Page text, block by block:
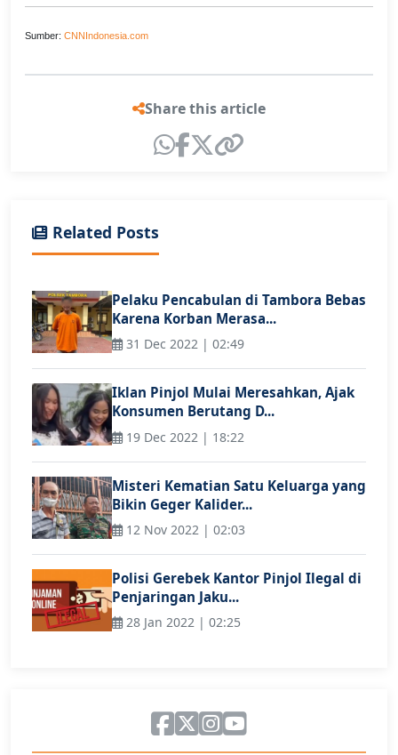
Sumber: CNNIndonesia.com
Share this article
Related Posts
Pelaku Pencabulan di Tambora Bebas
Karena Korban Merasa...
31 Dec 2022 | 02:49
Iklan Pinjol Mulai Meresahkan, Ajak
Konsumen Berutang D...
19 Dec 2022 | 18:22
Misteri Kematian Satu Keluarga yang
Bikin Geger Kalider...
12 Nov 2022 | 02:03
Polisi Gerebek Kantor Pinjol Ilegal di
Penjaringan Jaku...
28 Jan 2022 | 02:25